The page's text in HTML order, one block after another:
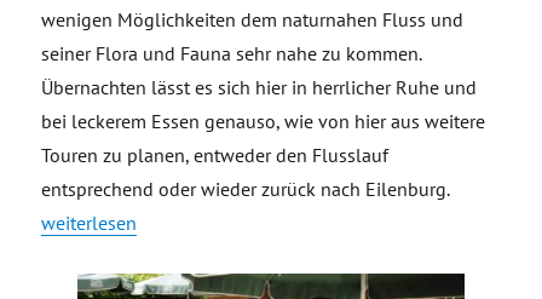
wenigen Möglichkeiten dem naturnahen Fluss und
seiner Flora und Fauna sehr nahe zu kommen.
Übernachten lässt es sich hier in herrlicher Ruhe und
bei leckerem Essen genauso, wie von hier aus weitere
Touren zu planen, entweder den Flusslauf
entsprechend oder wieder zurück nach Eilenburg.
„Fährhaus Gruna“
weiterlesen